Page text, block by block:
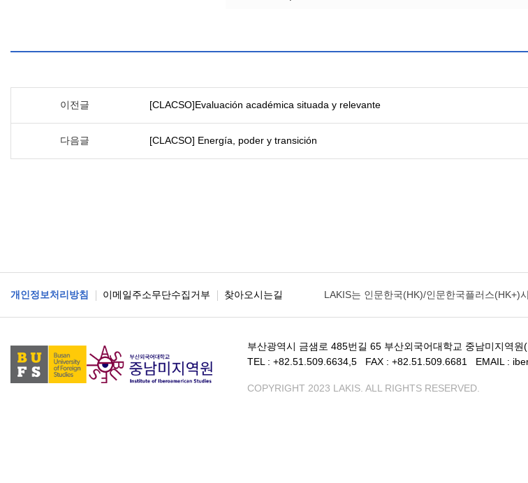
이전글 [CLACSO]Evaluación académica situada y relevante
다음글 [CLACSO] Energía, poder y transición
개인정보처리방침 이메일주소무단수집거부 찾아오시는길 LAKIS는 인문한국(HK)/인문한국플러스(HK+)
부산광역시 금샘로 485번길 65 부산외국어대학교 중남미지역원
TEL : +82.51.509.6634,5
FAX : +82.51.509.6681 EMAIL :
COPYRIGHT 2023 LAKIS. ALL RIGHTS RESERVED.